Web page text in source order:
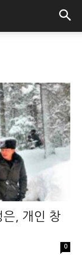
은, 개인 창
0